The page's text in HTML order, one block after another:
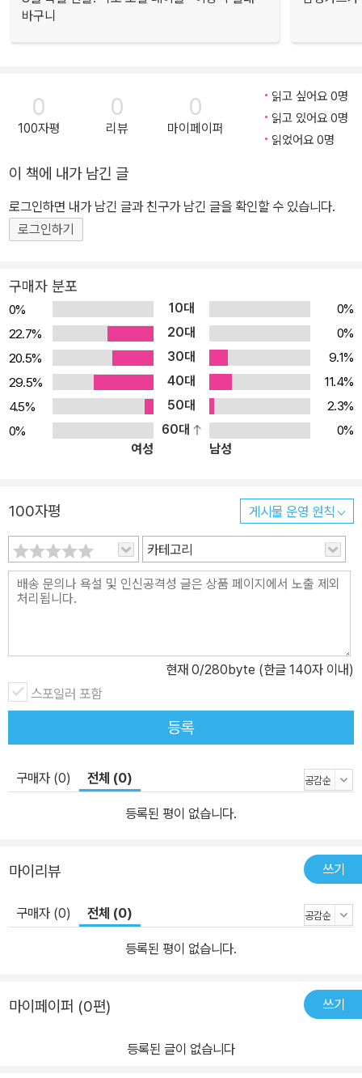
바구니
0
100자평
0
리뷰
0
마이페이퍼
읽고 싶어요 0명
읽고 있어요 0명
읽었어요 0명
이 책에 내가 남긴 글
로그인하면 내가 남긴 글과 친구가 남긴 글을 확인할 수 있습니다.
로그인하기
구매자 분포
0% 10대
0%
22.7%
20대
0%
20.5%
30대
9.1%
29.5%
40대
11.4%
4.5%
50대
2.3%
0%
60대
0%
여성
남성
100자평 게시물 운영 원칙
카테고리
현재 0/280byte (한글 140자 이내)
스포일러 포함
등록
구매자 (0) 전체 (0)
등록된 평이 없습니다.
마이리뷰 쓰기
구매자 (0) 전체 (0)
등록된 평이 없습니다.
마이페이퍼 (0편) 쓰기
등록된 글이 없습니다